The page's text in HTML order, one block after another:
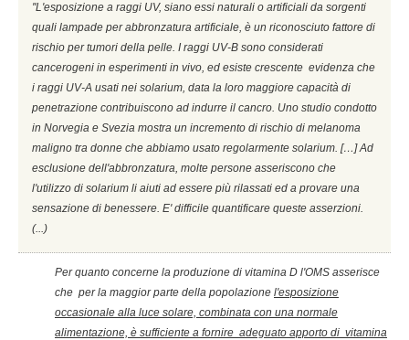
''L'esposizione a raggi UV, siano essi naturali o artificiali da sorgenti
quali lampade per abbronzatura artificiale, è un riconosciuto fattore di
rischio per tumori della pelle. I raggi UV-B sono considerati
cancerogeni in esperimenti in vivo, ed esiste crescente evidenza che
i raggi UV-A usati nei solarium, data la loro maggiore capacità di
penetrazione contribuiscono ad indurre il cancro. Uno studio condotto
in Norvegia e Svezia mostra un incremento di rischio di melanoma
maligno tra donne che abbiamo usato regolarmente solarium. […] Ad
esclusione dell'abbronzatura, molte persone asseriscono che
l'utilizzo di solarium li aiuti ad essere più rilassati ed a provare una
sensazione di benessere. E' difficile quantificare queste asserzioni.
(...)
Per quanto concerne la produzione di vitamina D l'OMS asserisce
che per la maggior parte della popolazione l'esposizione
occasionale alla luce solare, combinata con una normale
alimentazione, è sufficiente a fornire adeguato apporto di vitamina